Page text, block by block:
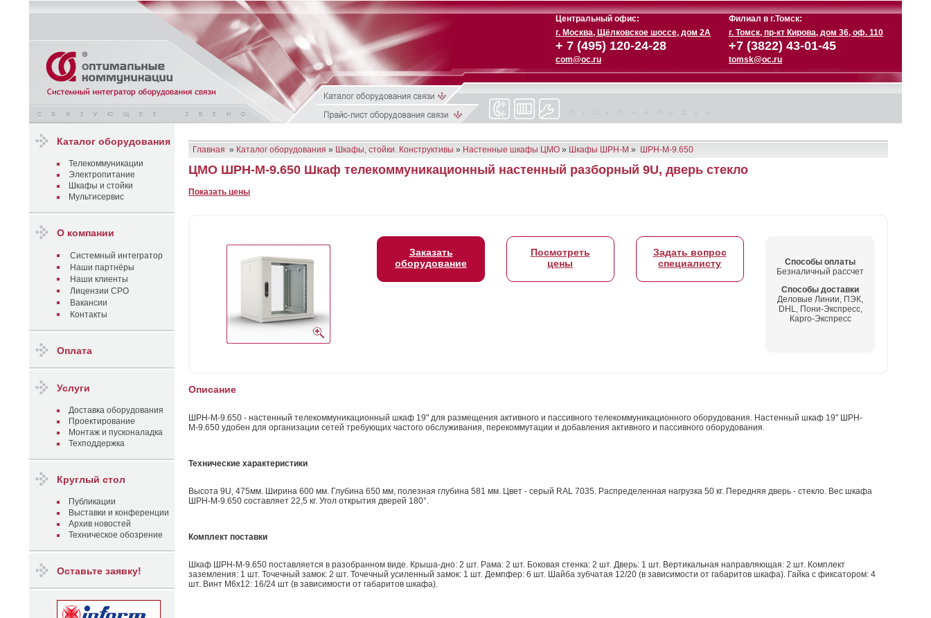
Центральный офис:
Филиал в г.Томск:
г. Москва, Щёлковское шоссе, дом 2А
г. Томск, пр-кт Кирова, дом 36, оф. 110
+ 7 (495) 120-24-28 +7 (3822) 43-01-45
com@oc.ru tomsk@oc.ru
Каталог оборудования
Телекоммуникации
Электропитание
Шкафы и стойки
Мультисервис
О компании
Системный интегратор
Наши партнёры
Наши клиенты
Лицензии СРО
Вакансии
Контакты
Оплата
Услуги
Доставка оборудования
Проектирование
Монтаж и пусконаладка
Техподдержка
Круглый стол
Публикации
Выставки и конференции
Архив новостей
Техническое обозрение
Оставьте заявку!
Главная » Каталог оборудования » Шкафы, стойки. Конструктивы » Настенные шкафы ЦМО » Шкафы ШРН-М » ШРН-М-9.650
ЦМО ШРН-М-9.650 Шкаф телекоммуникационный настенный разборный 9U, дверь стекло
Показать цены
Заказать
оборудование
Посмотреть
цены
Задать вопрос
специалисту
Способы оплаты
Безналичный рассчет
Способы доставки
Деловые Линии, ПЭК,
DHL, Пони-Экспресс,
Карго-Экспресс
Описание
ШРН-М-9.650 - настенный телекоммуникационный шкаф 19" для размещения активного и пассивного телекоммуникационного оборудования. Настенный шкаф 19" ШРН-
М-9.650 удобен для организации сетей требующих частого обслуживания, перекоммутации и добавления активного и пассивного оборудования.
Технические характеристики
Высота 9U, 475мм. Ширина 600 мм. Глубина 650 мм, полезная глубина 581 мм. Цвет - серый RAL 7035. Распределенная нагрузка 50 кг. Передняя дверь - стекло. Вес шкафа
ШРН-М-9.650 составляет 22,5 кг. Угол открытия дверей 180°.
Комплект поставки
Шкаф ШРН-М-9.650 поставляется в разобранном виде. Крыша-дно: 2 шт. Рама: 2 шт. Боковая стенка: 2 шт. Дверь: 1 шт. Вертикальная направляющая: 2 шт. Комплект
заземления: 1 шт. Точечный замок: 2 шт. Точечный усиленный замок: 1 шт. Демпфер: 6 шт. Шайба зубчатая 12/20 (в зависимости от габаритов шкафа). Гайка с фиксатором: 4
шт. Винт М6х12: 16/24 шт (в зависимости от габаритов шкафа).